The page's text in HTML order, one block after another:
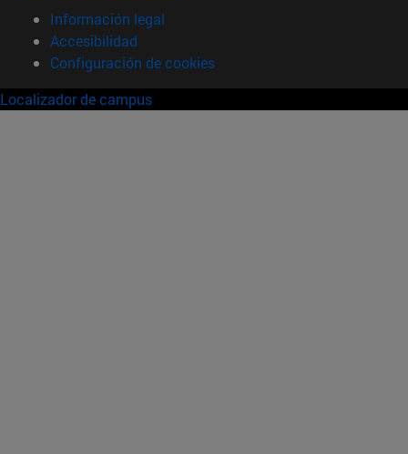
Información legal
Accesibilidad
Configuración de cookies
Localizador de campus